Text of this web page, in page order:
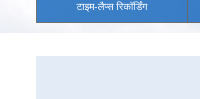
टाइम-लैप्स रिकॉर्डिंग